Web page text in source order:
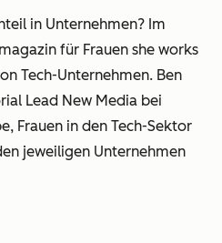
in Unternehmen? Im
für Frauen she works
Tech-Unternehmen. Ben
Lead New Media bei
Frauen in den Tech-Sektor
jeweiligen Unternehmen